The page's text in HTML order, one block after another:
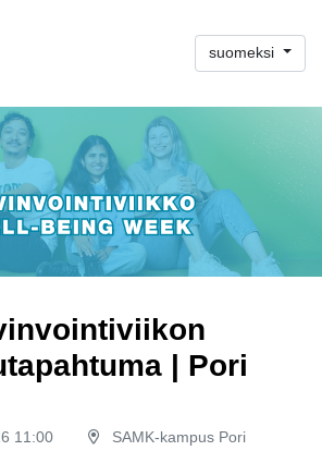
suomeksi
| Pori
11:00 SAMK-kampus Pori